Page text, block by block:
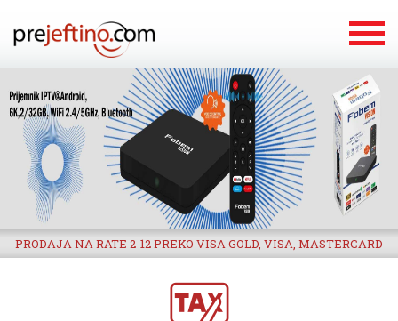
PRODAJA NA RATE 2-12 PREKO VISA GOLD, VISA, MASTERCARD